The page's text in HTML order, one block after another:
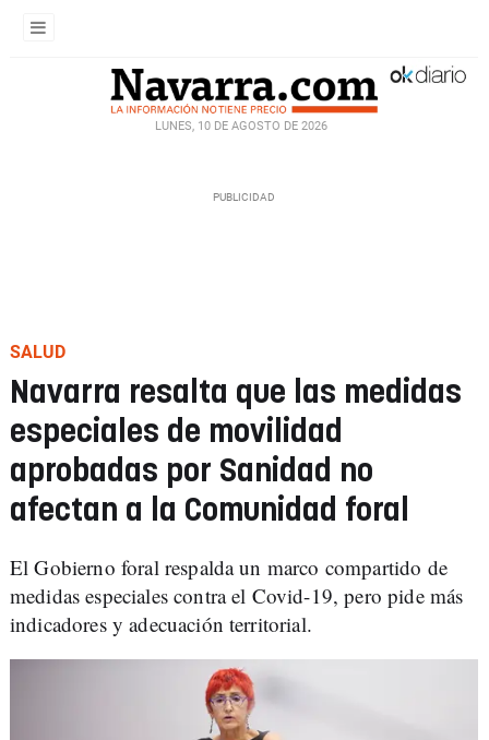
LUNES, 10 DE AGOSTO DE 2026
SALUD
Navarra resalta que las medidas
especiales de movilidad
aprobadas por Sanidad no
afectan a la Comunidad foral
El Gobierno foral respalda un marco compartido de
medidas especiales contra el Covid-19, pero pide más
indicadores y adecuación territorial.